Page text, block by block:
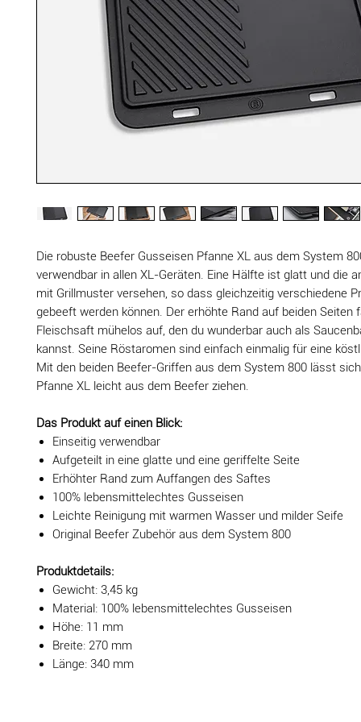
Die robuste Beefer Gusseisen Pfanne XL aus dem System
verwendbar in allen XL-Geräten. Eine Hälfte ist glatt und die
mit Grillmuster versehen, so dass gleichzeitig verschiedene
gebeeft werden können. Der erhöhte Rand auf beiden Seiten
Fleischsaft mühelos auf, den du wunderbar auch als
kannst. Seine Röstaromen sind einfach einmalig für eine
Mit den beiden Beefer-Griffen aus dem System 800 lässt
Pfanne XL leicht aus dem Beefer ziehen.
Das Produkt auf einen Blick:
Einseitig verwendbar
Aufgeteilt in eine glatte und eine geriffelte Seite
Erhöhter Rand zum Auffangen des Saftes
100% lebensmittelechtes Gusseisen
Leichte Reinigung mit warmen Wasser und milder Seife
Original Beefer Zubehör aus dem System 800
Produktdetails:
Gewicht: 3,45 kg
Material: 100% lebensmittelechtes Gusseisen
Höhe: 11 mm
Breite: 270 mm
Länge: 340 mm